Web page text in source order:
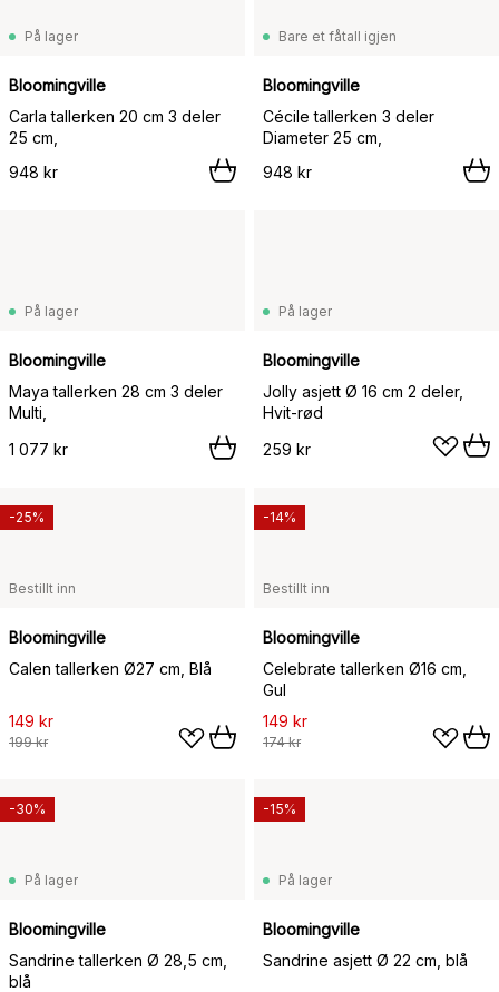
På lager
Bloomingville
Carla tallerken 20 cm 3 deler
25 cm,
948 kr
Bare et fåtall igjen
Bloomingville
Cécile tallerken 3 deler
Diameter 25 cm,
948 kr
På lager
Bloomingville
Maya tallerken 28 cm 3 deler
Multi,
1 077 kr
På lager
Bloomingville
Jolly asjett Ø 16 cm 2 deler,
Hvit-rød
259 kr
Bestillt inn
Bloomingville
Calen tallerken Ø27 cm, Blå
149 kr
199 kr
-25%
Bestillt inn
Bloomingville
Celebrate tallerken Ø16 cm,
Gul
149 kr
174 kr
-14%
På lager
Bloomingville
Sandrine tallerken Ø 28,5 cm,
blå
-30%
På lager
Bloomingville
Sandrine asjett Ø 22 cm, blå
-15%